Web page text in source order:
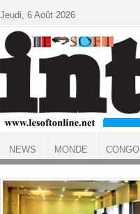
ACCUEIL
Jeudi, 6 Août 2026
NEWS MONDE CONGO